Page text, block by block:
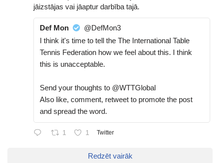
jāizstājas vai jāaptur darbība tajā.
Def Mon
@DefMon3
I think it's time to tell the The International Table
Tennis Federation how we feel about this. I think
this is unacceptable.
Send your thoughts to @WTTGlobal
Also like, comment, retweet to promote the post
and spread the word.
1 1 Twitter
Redzēt vairāk